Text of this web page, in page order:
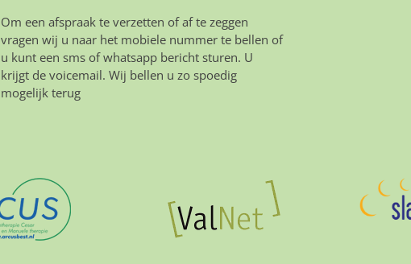
Om een afspraak te verzetten of af te zeggen
vragen wij u naar het mobiele nummer te bellen of
u kunt een sms of whatsapp bericht sturen. U
krijgt de voicemail. Wij bellen u zo spoedig
mogelijk terug